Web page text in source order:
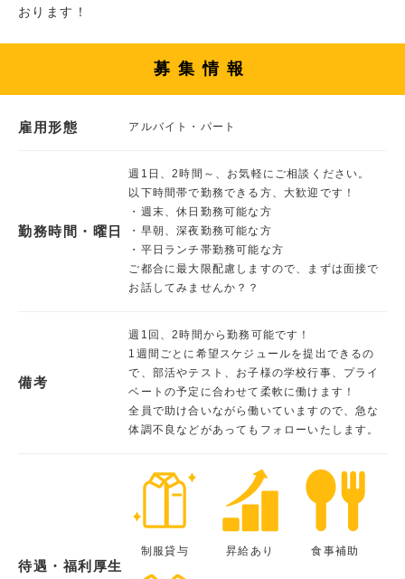
おります！
募集情報
雇用形態 アルバイト・パート
勤務時間・曜日
週1日、2時間～、お気軽にご相談ください。
以下時間帯で勤務できる方、大歓迎です！
・週末、休日勤務可能な方
・早朝、深夜勤務可能な方
・平日ランチ帯勤務可能な方
ご都合に最大限配慮しますので、まずは面接で
お話してみませんか？？
備考
週1回、2時間から勤務可能です！
1週間ごとに希望スケジュールを提出できるの
で、部活やテスト、お子様の学校行事、プライ
ベートの予定に合わせて柔軟に働けます！
全員で助け合いながら働いていますので、急な
体調不良などがあってもフォローいたします。
待遇・福利厚生
制服貸与 昇給あり 食事補助